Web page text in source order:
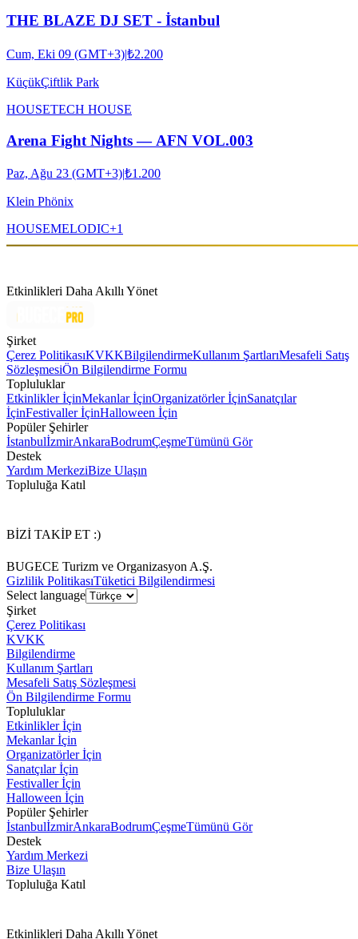
THE BLAZE DJ SET - İstanbul
Cum, Eki 09 (GMT+3)|₺2.200
KüçükÇiftlik Park
HOUSETECH HOUSE
Arena Fight Nights — AFN VOL.003
Paz, Ağu 23 (GMT+3)|₺1.200
Klein Phönix
HOUSEMELODIC+1
Etkinlikleri Daha Akıllı Yönet
Şirket
Çerez PolitikasıKVKKBilgilendirmeKullanım ŞartlarıMesafeli Satış
SözleşmesiÖn Bilgilendirme Formu
Topluluklar
Etkinlikler İçinMekanlar İçinOrganizatörler İçinSanatçılar
İçinFestivaller İçinHalloween İçin
Popüler Şehirler
İstanbulİzmirAnkaraBodrumÇeşmeTümünü Gör
Destek
Yardım MerkeziBize Ulaşın
Topluluğa Katıl
BİZİ TAKİP ET :)
BUGECE Turizm ve Organizasyon A.Ş.
Gizlilik PolitikasıTüketici Bilgilendirmesi
Select language
Şirket
Çerez Politikası
KVKK
Bilgilendirme
Kullanım Şartları
Mesafeli Satış Sözleşmesi
Ön Bilgilendirme Formu
Topluluklar
Etkinlikler İçin
Mekanlar İçin
Organizatörler İçin
Sanatçılar İçin
Festivaller İçin
Halloween İçin
Popüler Şehirler
İstanbulİzmirAnkaraBodrumÇeşmeTümünü Gör
Destek
Yardım Merkezi
Bize Ulaşın
Topluluğa Katıl
Etkinlikleri Daha Akıllı Yönet